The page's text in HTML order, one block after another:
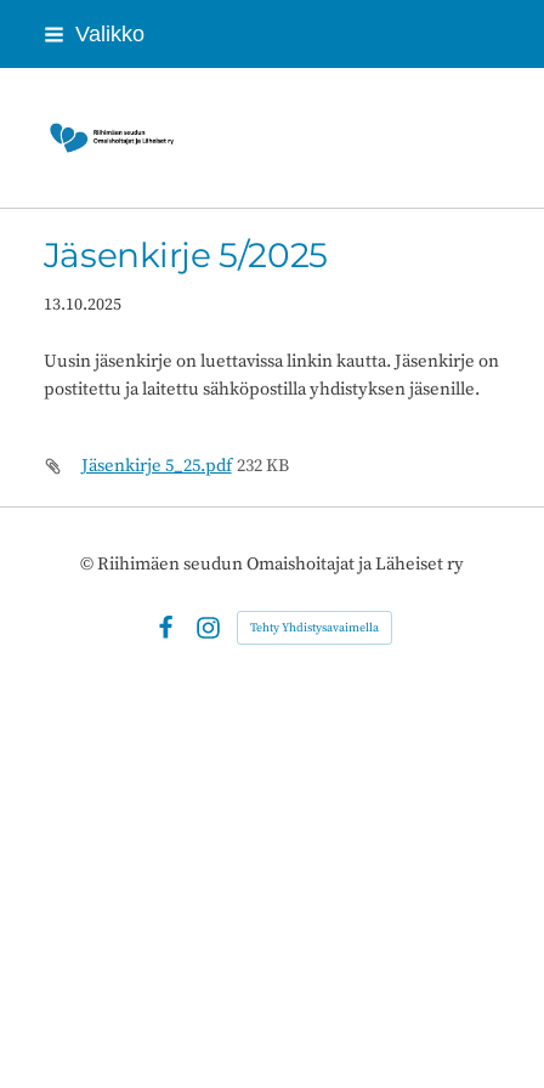
Siirry
Valikko
Riihimäen seudun Omaishoitajat ja
Jäsenkirje 5/2025
13.10.2025
Uusin jäsenkirje on luettavissa linkin kautta. Jäsenkirje on
postitettu ja laitettu sähköpostilla yhdistyksen jäsenille.
Jäsenkirje 5_25.pdf 232 KB
©Riihimäen seudun Omaishoitajat ja Läheiset ry
Tehty Yhdistysavaimella